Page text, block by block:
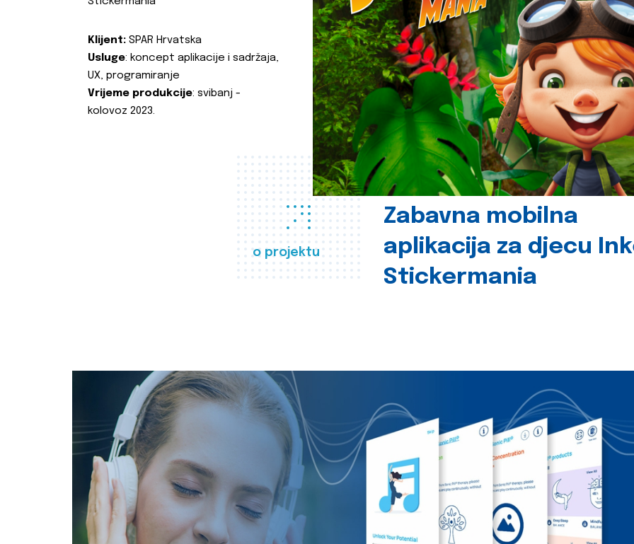
o projektu
Zabavna mobilna
aplikacija za djecu
Stickermania
Klijent: SPAR Hrvatska
Usluge: koncept aplikacije i sadržaja,
UX, programiranje
Vrijeme produkcije: svibanj -
kolovoz 2023.